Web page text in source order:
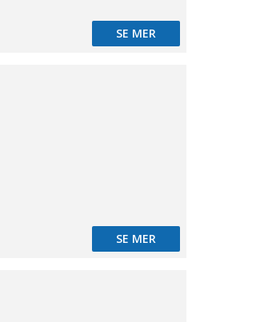
SE MER
SE MER